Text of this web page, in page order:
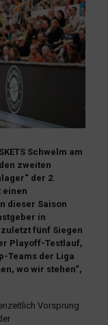
Schwelm am
zweiten
der 2.
einen
dieser Saison
in
fünf Siegen
Playoff-Testlauf,
Teams der Liga
wo wir stehen“,
Vorsprung